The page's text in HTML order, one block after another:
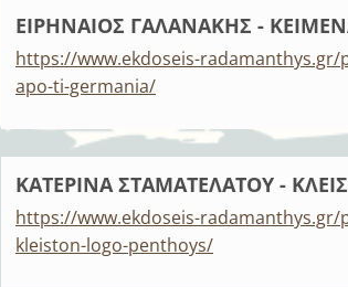
ΕΙΡΗΝΑΙΟΣ ΓΑΛΑΝΑΚΗΣ -
https://www.ekdoseis-
apo-ti-germania/
ΚΑΤΕΡΙΝΑ ΣΤΑΜΑΤΕΛΑΤΟΥ -
https://www.ekdoseis-
kleiston-logo-penthoys/